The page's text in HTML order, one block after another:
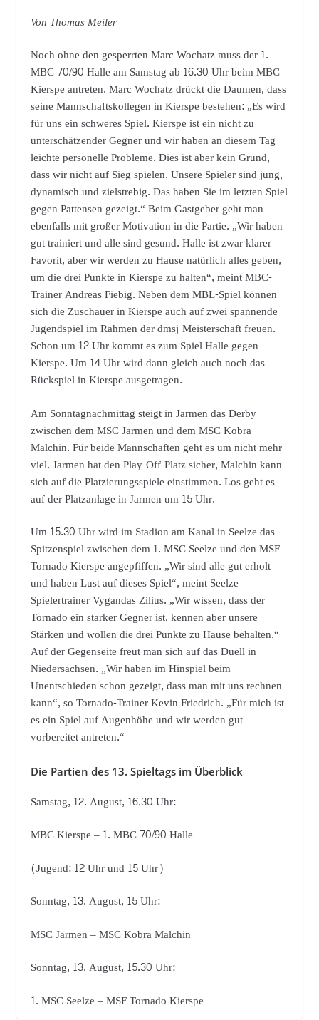
Von Thomas Meiler
Noch ohne den gesperrten Marc Wochatz muss der 1.
MBC 70/90 Halle am Samstag ab 16.30 Uhr beim MBC
Kierspe antreten. Marc Wochatz drückt die Daumen, dass
seine Mannschaftskollegen in Kierspe bestehen: „Es wird
für uns ein schweres Spiel. Kierspe ist ein nicht zu
unterschätzender Gegner und wir haben an diesem Tag
leichte personelle Probleme. Dies ist aber kein Grund,
dass wir nicht auf Sieg spielen. Unsere Spieler sind jung,
dynamisch und zielstrebig. Das haben Sie im letzten Spiel
gegen Pattensen gezeigt.“ Beim Gastgeber geht man
ebenfalls mit großer Motivation in die Partie. „Wir haben
gut trainiert und alle sind gesund. Halle ist zwar klarer
Favorit, aber wir werden zu Hause natürlich alles geben,
um die drei Punkte in Kierspe zu halten“, meint MBC-
Trainer Andreas Fiebig. Neben dem MBL-Spiel können
sich die Zuschauer in Kierspe auch auf zwei spannende
Jugendspiel im Rahmen der dmsj-Meisterschaft freuen.
Schon um 12 Uhr kommt es zum Spiel Halle gegen
Kierspe. Um 14 Uhr wird dann gleich auch noch das
Rückspiel in Kierspe ausgetragen.
Am Sonntagnachmittag steigt in Jarmen das Derby
zwischen dem MSC Jarmen und dem MSC Kobra
Malchin. Für beide Mannschaften geht es um nicht mehr
viel. Jarmen hat den Play-Off-Platz sicher, Malchin kann
sich auf die Platzierungsspiele einstimmen. Los geht es
auf der Platzanlage in Jarmen um 15 Uhr.
Um 15.30 Uhr wird im Stadion am Kanal in Seelze das
Spitzenspiel zwischen dem 1. MSC Seelze und den MSF
Tornado Kierspe angepfiffen. „Wir sind alle gut erholt
und haben Lust auf dieses Spiel“, meint Seelze
Spielertrainer Vygandas Zilius. „Wir wissen, dass der
Tornado ein starker Gegner ist, kennen aber unsere
Stärken und wollen die drei Punkte zu Hause behalten.“
Auf der Gegenseite freut man sich auf das Duell in
Niedersachsen. „Wir haben im Hinspiel beim
Unentschieden schon gezeigt, dass man mit uns rechnen
kann“, so Tornado-Trainer Kevin Friedrich. „Für mich ist
es ein Spiel auf Augenhöhe und wir werden gut
vorbereitet antreten.“
Die Partien des 13. Spieltags im Überblick
Samstag, 12. August, 16.30 Uhr:
MBC Kierspe – 1. MBC 70/90 Halle
(Jugend: 12 Uhr und 15 Uhr)
Sonntag, 13. August, 15 Uhr:
MSC Jarmen – MSC Kobra Malchin
Sonntag, 13. August, 15.30 Uhr:
1. MSC Seelze – MSF Tornado Kierspe